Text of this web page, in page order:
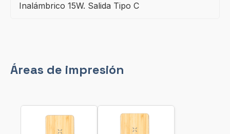
Inalámbrico 15W. Salida Tipo C
Áreas de impresión